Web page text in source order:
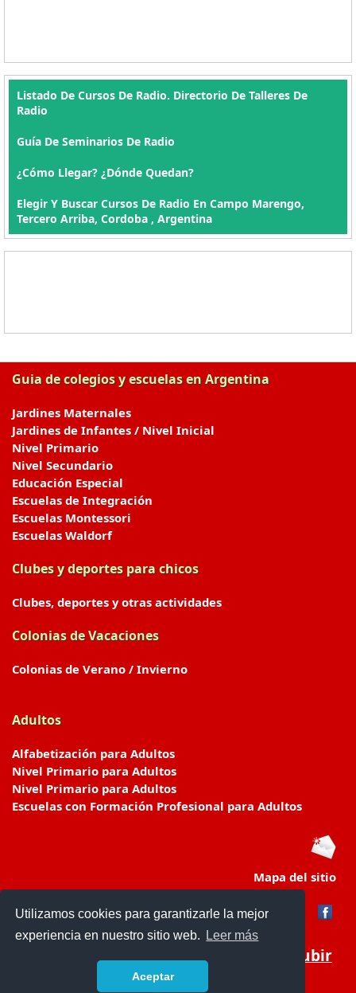
Utilizamos cookies para garantizarle la mejor
experiencia en nuestro sitio web.
Leer más
Aceptar
Listado De Cursos De Radio. Directorio De Talleres De
Radio
Guía De Seminarios De Radio
¿Cómo Llegar? ¿Dónde Quedan?
Elegir Y Buscar Cursos De Radio En Campo Marengo,
Tercero Arriba, Cordoba , Argentina
Guia de colegios y escuelas en Argentina
Jardines Maternales
Jardines de Infantes / Nivel Inicial
Nivel Primario
Nivel Secundario
Educación Especial
Escuelas de Integración
Escuelas Montessori
Escuelas Waldorf
Clubes y deportes para chicos
Clubes, deportes y otras actividades
Colonias de Vacaciones
Colonias de Verano / Invierno
Adultos
Alfabetización para Adultos
Nivel Primario para Adultos
Nivel Primario para Adultos
Escuelas con Formación Profesional para Adultos
Mapa del sitio
Subir